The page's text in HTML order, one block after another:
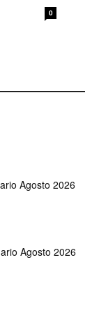
0
Agosto 2026
Agosto 2026